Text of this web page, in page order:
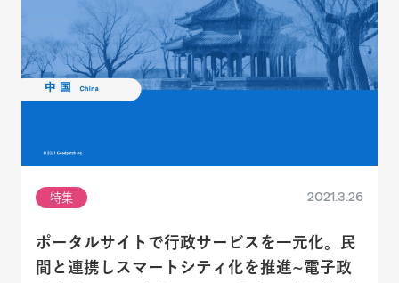
特集 2021.3.26
ポータルサイトで行政サービスを一元化。民
間と連携しスマートシティ化を推進~電子政